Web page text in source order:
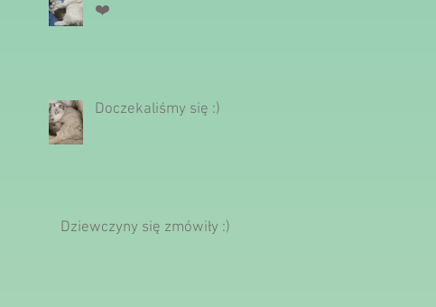
❤️
Doczekaliśmy się :)
Dziewczyny się zmówiły :)